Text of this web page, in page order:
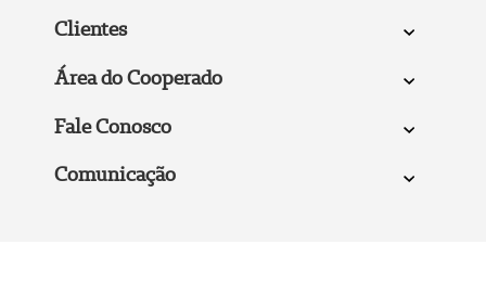
Clientes
Área do Cooperado
Fale Conosco
Comunicação